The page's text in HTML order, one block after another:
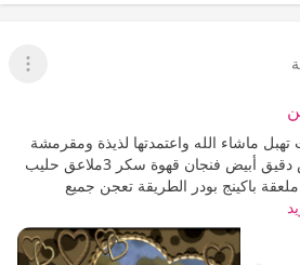
عرض
ماشاء الله واعتمدتها لذيذة ومقرمشة
المقادير كاس دقيق بر كاس دقيق أبيض فنجان قهوة سكر 3ملاعق حليب
باكينج بودر الطريقة تعجن جميع